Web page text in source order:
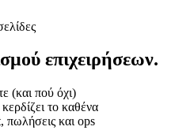
επιχειρήσεων.
(και πού όχι)
το καθένα
πωλήσεις και ops